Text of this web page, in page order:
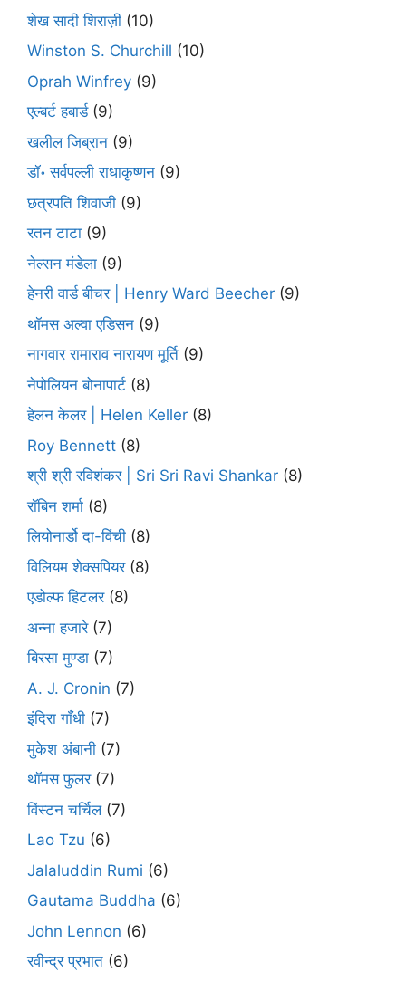
शेख सादी शिराज़ी (10)
Winston S. Churchill (10)
Oprah Winfrey (9)
एल्बर्ट हबार्ड(9)
खलील जिब्रान (9)
डॉ॰ सर्वपल्ली राधाकृष्णन (9)
छत्रपति शिवाजी (9)
रतन टाटा (9)
नेल्सन मंडेला (9)
हेनरी वार्ड बीचर | Henry Ward Beecher (9)
थॉमस अल्वा एडिसन (9)
नागवार रामाराव नारायण मूर्ति (9)
नेपोलियन बोनापार्ट (8)
हेलन केलर | Helen Keller (8)
Roy Bennett (8)
श्री श्री रविशंकर | Sri Sri Ravi Shankar (8)
रॉबिन शर्मा (8)
लियोनार्डो दा-विंची (8)
विलियम शेक्सपियर(8)
एडोल्फ हिटलर(8)
अन्ना हजारे(7)
बिरसा मुण्डा (7)
A. J. Cronin (7)
इंदिरा गाँधी (7)
मुकेश अंबानी (7)
थॉमस फुलर(7)
विंस्टन चर्चिल(7)
Lao Tzu (6)
Jalaluddin Rumi (6)
Gautama Buddha (6)
John Lennon (6)
रवीन्द्र प्रभात (6)